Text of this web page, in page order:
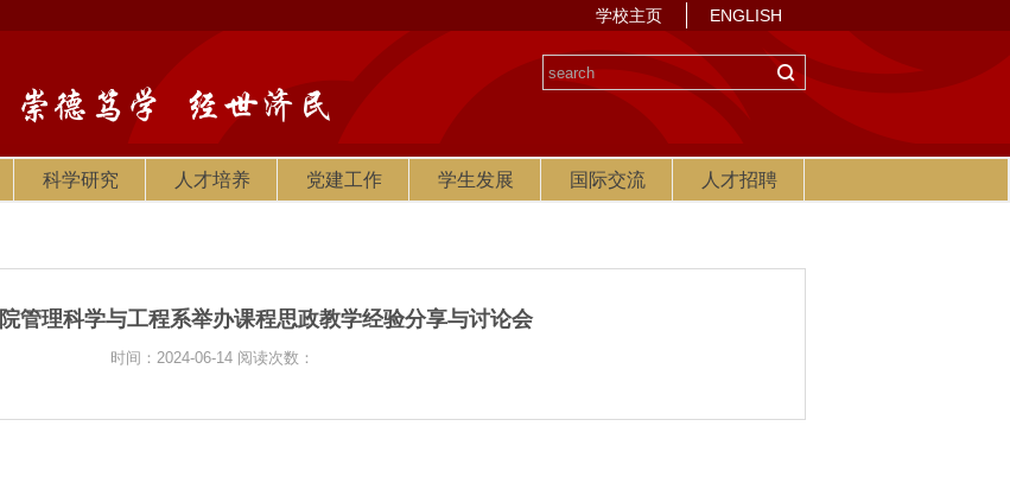
ENGLISH
学校主页
科学研究 人才培养 党建工作 学生发展 国际交流 人才招聘
管理科学与工程系举办课程思政教学经验分享与讨论会
时间：2024-06-14 阅读次数：